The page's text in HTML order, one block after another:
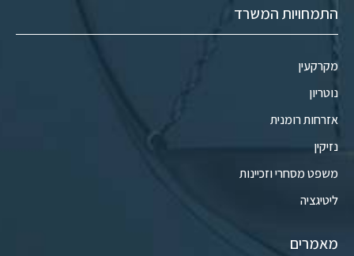
התמחויות המשרד
מקרקעין
נוטריון
אזרחות רומנית
נזיקין
משפט מסחרי וזכיינות
ליטיגציה
מאמרים